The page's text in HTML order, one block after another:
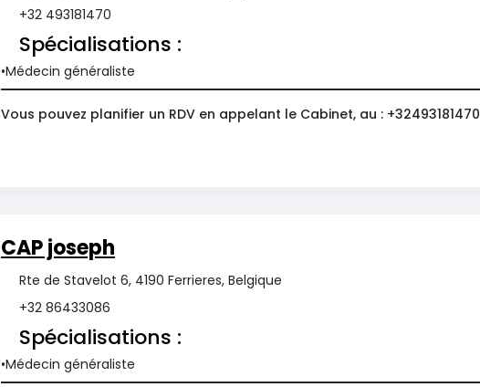
+32 493181470
Spécialisations :
Médecin généraliste
Vous pouvez planifier un RDV en appelant le Cabinet, au : +32493181470
CAP joseph
Rte de Stavelot 6, 4190 Ferrieres, Belgique
+32 86433086
Spécialisations :
Médecin généraliste